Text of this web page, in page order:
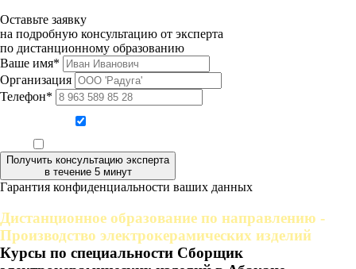
Оставьте заявку
на подробную консультацию от эксперта
по дистанционному образованию
Ваше имя*
Организация
Телефон*
Получить консультацию эксперта
в течение 5 минут
Гарантия конфиденциальности ваших данных
Дистанционное образование по направлению -
Производство электрокерамических изделий
Курсы по специальности Сборщик